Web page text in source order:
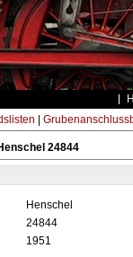
24844
Henschel
24844
1951